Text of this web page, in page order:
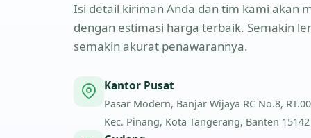
Isi detail kiriman Anda dan tim kami akan
dengan estimasi harga terbaik. Semakin
semakin akurat penawarannya.
Kantor Pusat
Pasar Modern, Banjar Wijaya RC No.8,
Kec. Pinang, Kota Tangerang, Banten 15142